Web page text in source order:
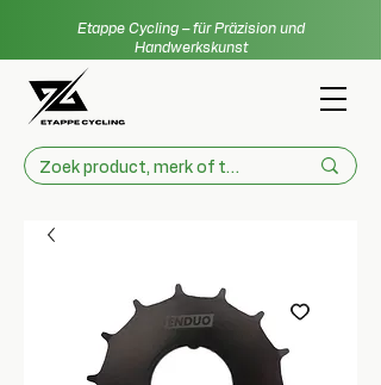
Etappe Cycling – für Präzision und
Handwerkskunst